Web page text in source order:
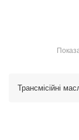
Трансмісійні